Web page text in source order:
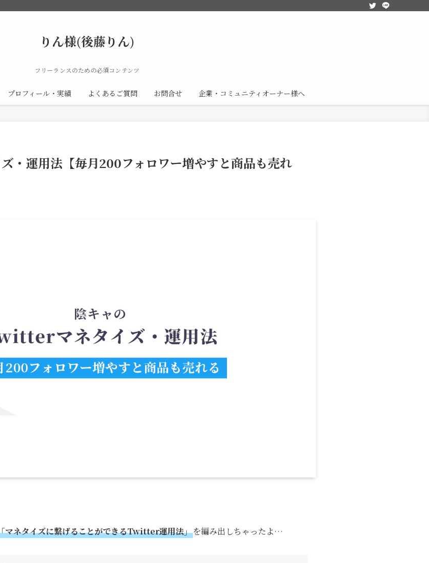
りん様(後藤りん)
フリーランスのための必須コンテンツ
プロフィール・実績 よくあるご質問 お問合せ 企業・コミュニティオーナー様へ
・運用法【毎月200フォロワー増やすと商品も売れ
マネタイズに繋げることができるTwitter運用法」を編み出しちゃったよ…